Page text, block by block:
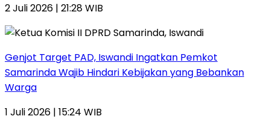
2 Juli 2026 | 21:28 WIB
Genjot Target PAD, Iswandi Ingatkan Pemkot
Samarinda Wajib Hindari Kebijakan yang Bebankan
Warga
1 Juli 2026 | 15:24 WIB